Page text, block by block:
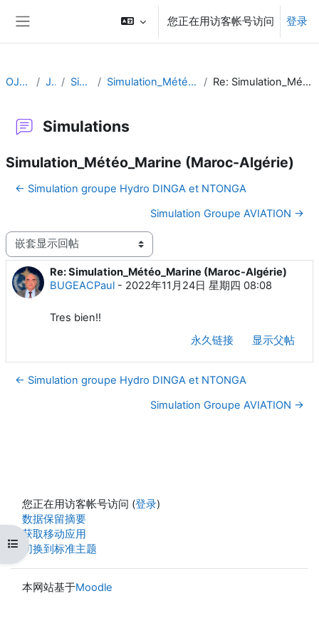
您正在用访客帐号访问 登录
打开课程索引
OJT CA FR Jour 3 Simulations Simulation_Météo_Marine (Maroc-Algérie) Re: Simulation_Météo_Marine (Maroc-Algérie)
Simulations
Simulation_Météo_Marine (Maroc-Algérie)
← Simulation groupe Hydro DINGA et NTONGA
Simulation Groupe AVIATION →
显示模式
Re: Simulation_Météo_Marine (Maroc-Algérie)
BUGEACPaul - 2022年11月24日 星期四 08:08
回帖数：0
Tres bien!!
永久链接
显示父帖
← Simulation groupe Hydro DINGA et NTONGA
Simulation Groupe AVIATION →
您正在用访客帐号访问 (登录)
‎数据保留摘要‎
获取移动应用
切换到标准主题
本网站基于Moodle